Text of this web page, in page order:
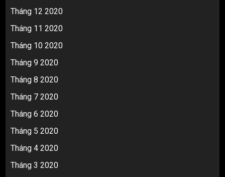
Tháng 12 2020
Tháng 11 2020
Tháng 10 2020
Tháng 9 2020
Tháng 8 2020
Tháng 7 2020
Tháng 6 2020
Tháng 5 2020
Tháng 4 2020
Tháng 3 2020